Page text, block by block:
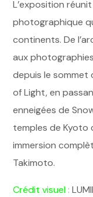
L’exposition
photographique
continents. De
aux
depuis le sommet
of Light, en
enneigées de
temples de Kyoto
immersion
Takimoto.
Crédit visuel :